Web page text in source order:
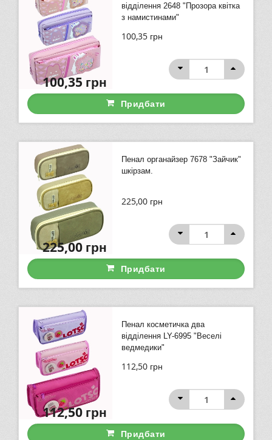
відділення 2648 "Прозора квітка
з намистинами"
100,35 грн
100,35 грн
Придбати
Пенал органайзер 7678 "Зайчик"
шкірзам.
225,00 грн
225,00грн
Придбати
Пенал косметичка два
відділення LY-6995 "Веселі
ведмедики"
112,50 грн
112,50грн
Придбати